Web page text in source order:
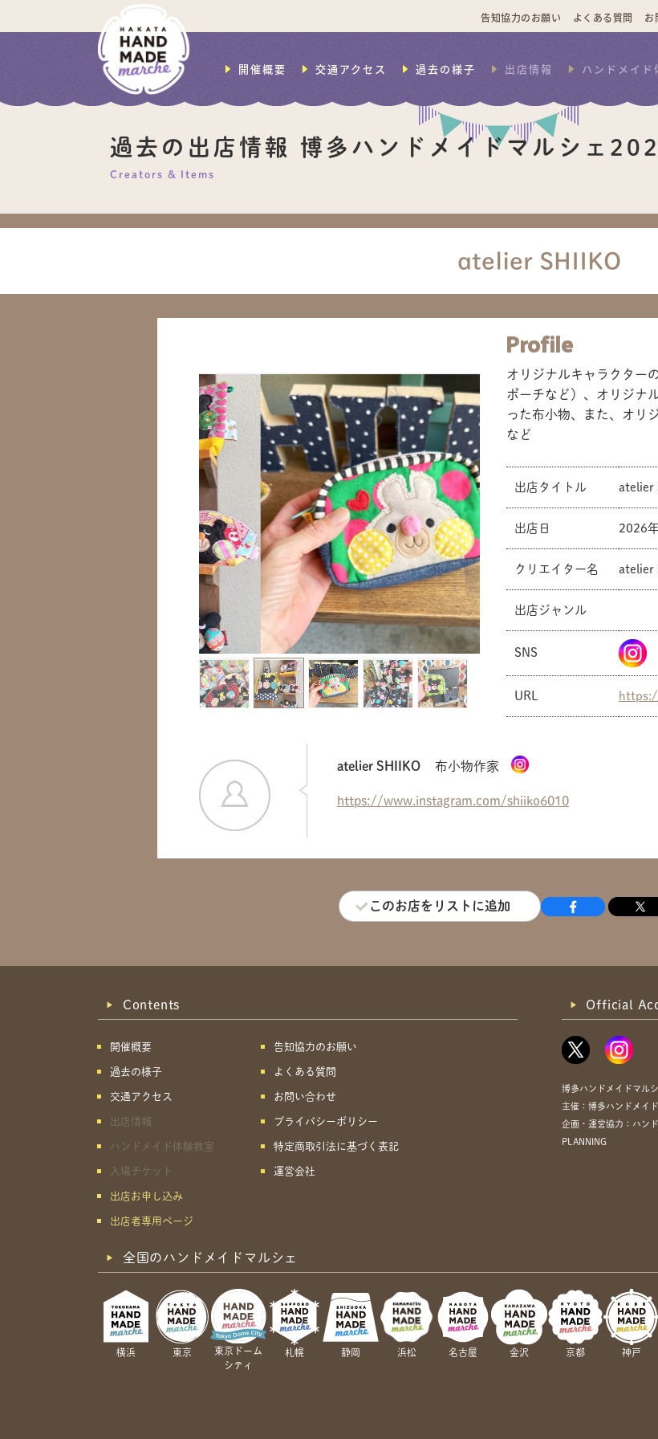
告知協力のお願い よくある質問 お
開催概要 交通アクセス 過去の様子 出店情報 ハンドメイド
過去の出店情報 博多ハンドメイドマルシェ
Creators & Items
atelier SHIIKO
Profile
オリジナルキャラクター
ポーチなど）、オリジナ
った布小物、また、オリ
など
出店タイトル atelier
出店日 2026
クリエイター名 atelier
出店ジャンル
SNS
URL
atelier SHIIKO 布小物作家
https://www.instagram.com/shiiko6010
このお店をリストに追加
共有方法を選択
Contents
開催概要
過去の様子
交通アクセス
出店情報
ハンドメイド体験教室
入場チケット
出店お申し込み
出店者専用ページ
告知協力のお願い
よくある質問
お問い合わせ
プライバシーポリシー
特定商取引法に基づく表記
運営会社
Official
博多ハンドメイドマル
主催：博多ハンドメイ
企画・運営協力：ハン
PLANNING
全国のハンドメイドマルシェ
横浜 東京
東京ドーム
シティ
札幌 静岡 浜松 名古屋 金沢 京都 神戸